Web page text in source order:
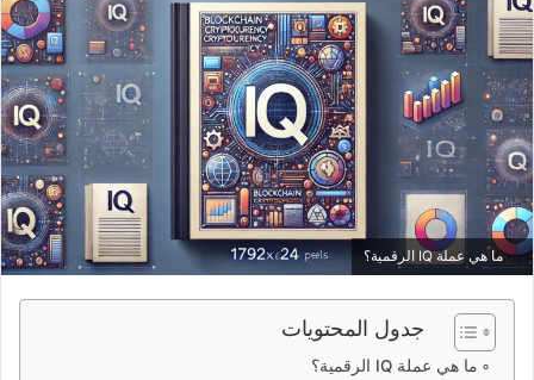
ما هي عملة IQ الرقمية؟
جدول المحتويات
ما هي عملة IQ الرقمية؟